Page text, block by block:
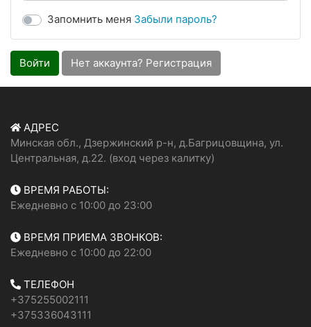
Запомнить меня Забыли пароль?
Войти Нет аккаунта? Регистрация
АДРЕС
Минская обл., Дзержинский р-н, д.Багрицовщина, ул.
Центральная, д.22. (вход через калитку)
ВРЕМЯ РАБОТЫ:
Ежедневно с 10:00 до 23:00
ВРЕМЯ ПРИЕМА ЗВОНКОВ:
Ежедневно с 10:00 до 22:00
ТЕЛЕФОН
+375255002111
+375336043111